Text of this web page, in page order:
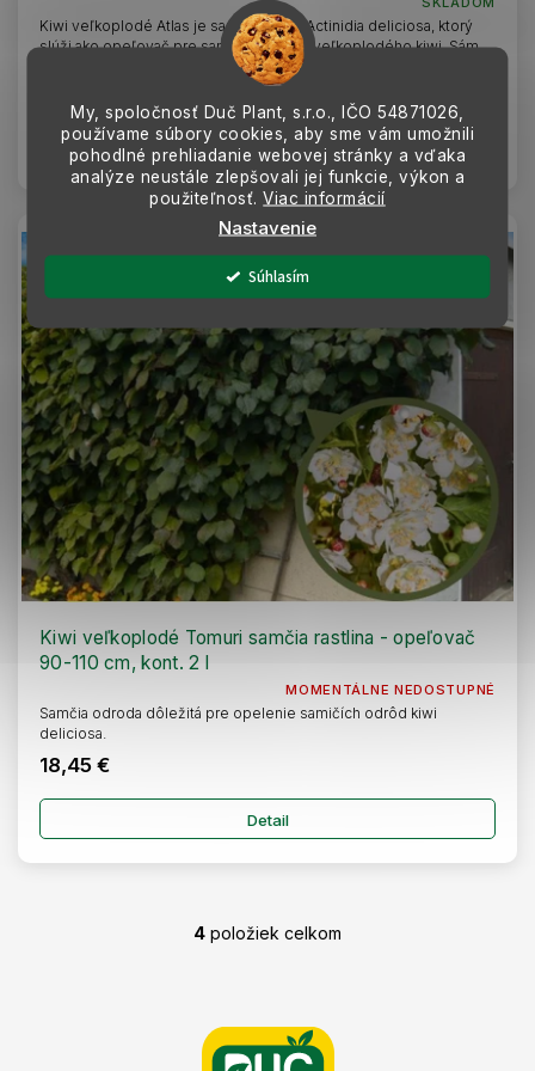
My, spoločnosť Duč Plant, s.r.o., IČO 54871026,
používame súbory cookies, aby sme vám umožnili
pohodlné prehliadanie webovej stránky a vďaka
analýze neustále zlepšovali jej funkcie, výkon a
použiteľnosť.Viac informácií
Nastavenie
Súhlasím
Do košíka
Kiwi veľkoplodé Atlas je samčí kultivar Actinidia deliciosa, ktorý
slúži ako opeľovač pre samičie odrody veľkoplodého kiwi. Sám
Kiwi veľkoplodé Tomuri samčia rastlina - opeľovač
90-110 cm, kont. 2 l
MOMENTÁLNE NEDOSTUPNÉ
18,45 €
Detail
Samčia odroda dôležitá pre opelenie samičích odrôd kiwi
deliciosa.
O
d
a
4 položiek celkom